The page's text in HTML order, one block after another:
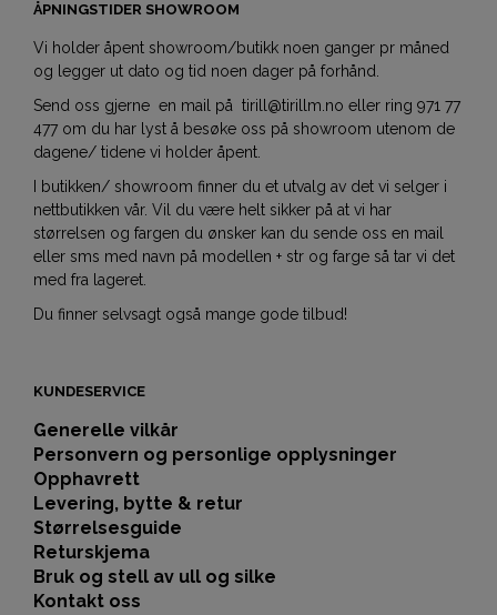
ÅPNINGSTIDER SHOWROOM
Vi holder åpent showroom/butikk noen ganger pr måned
og legger ut dato og tid noen dager på forhånd.
Send oss gjerne en mail på tirill@tirillm.no eller ring 971 77
477 om du har lyst å besøke oss på showroom utenom de
dagene/ tidene vi holder åpent.
I butikken/ showroom finner du et utvalg av det vi selger i
nettbutikken vår. Vil du være helt sikker på at vi har
størrelsen og fargen du ønsker kan du sende oss en mail
eller sms med navn på modellen + str og farge så tar vi det
med fra lageret.
Du finner selvsagt også mange gode tilbud!
KUNDESERVICE
Generelle vilkår
Personvern og personlige opplysninger
Opphavrett
Levering, bytte & retur
Størrelsesguide
Returskjema
Bruk og stell av ull og silke
Kontakt oss